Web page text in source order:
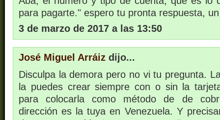
para pagarte." espero tu pronta respuesta,
3 de marzo de 2017 a las 13:50
José Miguel Arráiz dijo...
Disculpa la demora pero no vi tu pregunta.
la puedes crear siempre con o sin la
para colocarla como método de de
dirección es la tuya en Venezuela. Y